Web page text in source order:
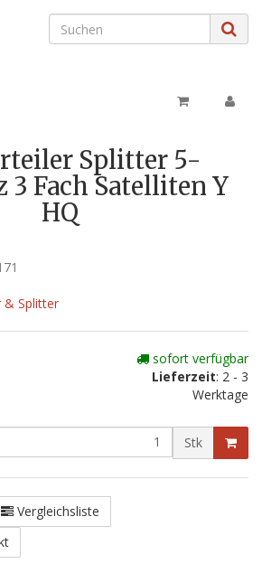
Splitter 5-
3 Fach Satelliten Y
HQ
& Splitter
sofort verfügbar
Lieferzeit: 2 - 3
Werktage
Stk
Vergleichsliste